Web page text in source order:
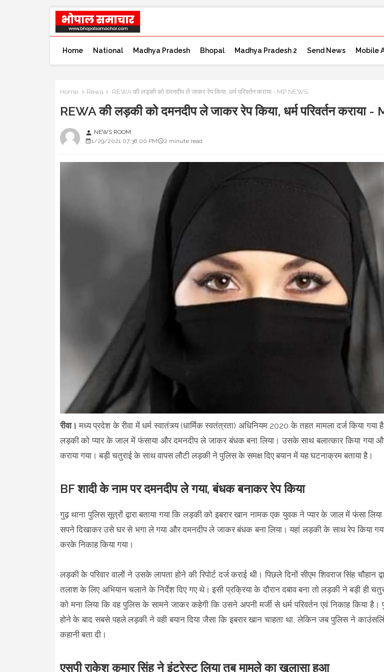
Home National Madhya Pradesh Bhopal Madhya Pradesh 2 Send News Mobile
Home Rewa REWA की लड़की को दमनदीप ले जाकर रेप किया, धर्म परिवर्तन कराया - MP NEWS
REWA की लड़की को दमनदीप ले जाकर रेप किया, धर्म परिवर्तन कराया
person NEWS ROOM
1/29/2021 07:38:00 PM
2 minute read
रीवा। मध्य प्रदेश के रीवा में धर्म स्वातंत्र्य (धार्मिक स्वतंत्रता) अधिनियम 2020 के तहत मामला दर्ज किया
लड़की को प्यार के जाल में फंसाया और दमनदीप ले जाकर बंधक बना लिया। उसके साथ बलात्कार किया गया
कराया गया। बड़ी चतुराई के साथ वापस लौटी लड़की ने पुलिस के समक्ष दिए बयान में यह घटनाक्रम बताया है।
BF शादी के नाम पर दमनदीप ले गया, बंधक बनाकर रेप किया
गुढ़ थाना पुलिस सूत्रों द्वारा बताया गया कि लड़की को इबरार खान नामक एक युवक ने प्यार के जाल में फंसा
सपने दिखाकर उसे घर से भगा ले गया और दमनदीप ले जाकर बंधक बना लिया। यहां लड़की के साथ रेप किया गया
करके निकाह किया गया।
लड़की के परिवार वालों ने उसके लापता होने की रिपोर्ट दर्ज कराई थी। पिछले दिनों सीएम शिवराज सिंह चौहान
तलाश के लिए अभियान चलाने के निर्देश दिए गए थे। इसी प्रक्रिया के दौरान दबाव बना तो लड़की ने बड़ी ही
को मना लिया कि वह पुलिस के सामने जाकर कहेगी कि उसने अपनी मर्जी से धर्म परिवर्तन एवं निकाह किया
होने के बाद सबसे पहले लड़की ने वही बयान दिया जैसा कि इबरार खान चाहता था, लेकिन जब पुलिस ने
कहानी बता दी।
एसपी राकेश कुमार सिंह ने इंटरेस्ट लिया तब मामले का खुलासा हुआ